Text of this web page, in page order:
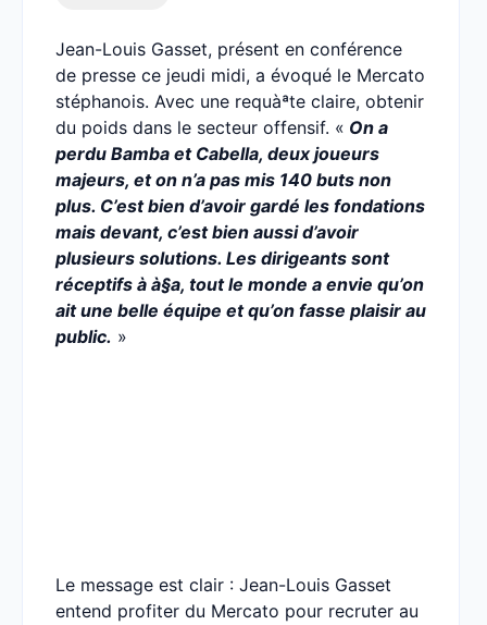
Jean-Louis Gasset, présent en conférence
de presse ce jeudi midi, a évoqué le Mercato
stéphanois. Avec une requàªte claire, obtenir
du poids dans le secteur offensif. « On a
perdu Bamba et Cabella, deux joueurs
majeurs, et on n’a pas mis 140 buts non
plus. C’est bien d’avoir gardé les fondations
mais devant, c’est bien aussi d’avoir
plusieurs solutions. Les dirigeants sont
réceptifs à à§a, tout le monde a envie qu’on
ait une belle équipe et qu’on fasse plaisir au
public. »
Le message est clair : Jean-Louis Gasset
entend profiter du Mercato pour recruter au